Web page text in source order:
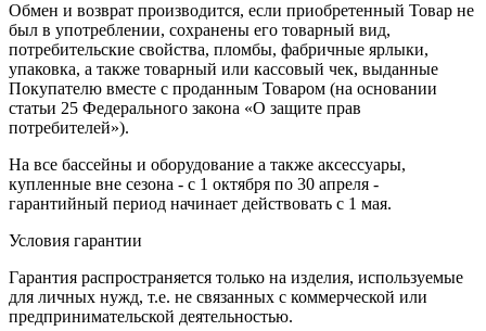
Обмен и возврат производится, если приобретенный Товар не
был в употреблении, сохранены его товарный вид,
потребительские свойства, пломбы, фабричные ярлыки,
упаковка, а также товарный или кассовый чек, выданные
Покупателю вместе с проданным Товаром (на основании
статьи 25 Федерального закона «О защите прав
потребителей»).
На все бассейны и оборудование а также аксессуары,
купленные вне сезона - с 1 октября по 30 апреля -
гарантийный период начинает действовать с 1 мая.
Условия гарантии
Гарантия распространяется только на изделия, используемые
для личных нужд, т.е. не связанных с коммерческой или
предпринимательской деятельностью.